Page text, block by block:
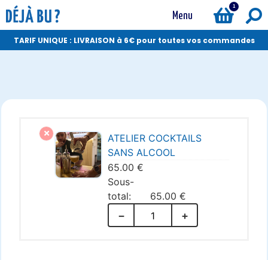
Menu
1
TARIF UNIQUE : LIVRAISON à 6€ pour toutes vos commandes
ATELIER COCKTAILS
SANS ALCOOL
65.00 €
− +
65.00 €